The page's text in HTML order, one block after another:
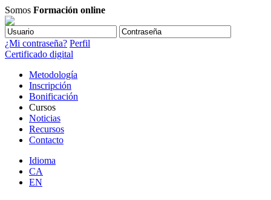
Somos Formación online
¿Mi contraseña? Perfil
Certificado digital
Metodología
Inscripción
Bonificación
Cursos
Noticias
Recursos
Contacto
Idioma
CA
EN